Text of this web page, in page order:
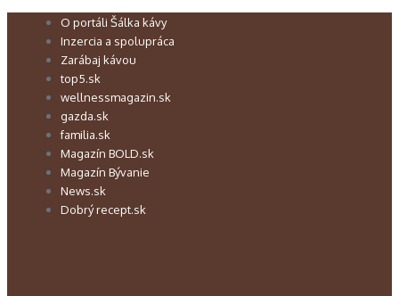
Preskočiť O portáli Šálka kávy
Inzercia a spolupráca
Zarábaj kávou
top5.sk
wellnessmagazin.sk
gazda.sk
familia.sk
Magazín BOLD.sk
Magazín Bývanie
News.sk
Dobrý recept.sk